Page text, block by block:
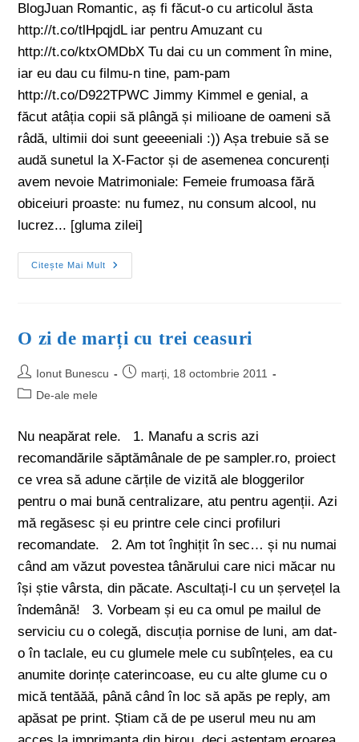
BlogJuan Romantic, aș fi făcut-o cu articolul ăsta
http://t.co/tlHpqjdL iar pentru Amuzant cu
http://t.co/ktxOMDbX Tu dai cu un comment în mine,
iar eu dau cu filmu-n tine, pam-pam
http://t.co/D922TPWC Jimmy Kimmel e genial, a
făcut atâția copii să plângă și milioane de oameni să
râdă, ultimii doi sunt geeeeniali :)) Așa trebuie să se
audă sunetul la X-Factor și de asemenea concurenți
avem nevoie Matrimoniale: Femeie frumoasa fără
obiceiuri proaste: nu fumez, nu consum alcool, nu
lucrez... [gluma zilei]
Citește Mai Mult
O zi de marți cu trei ceasuri
Ionut Bunescu
marți, 18 octombrie 2011
De-ale mele
Nu neapărat rele. 1. Manafu a scris azi
recomandările săptămânale de pe sampler.ro, proiect
ce vrea să adune cărțile de vizită ale bloggerilor
pentru o mai bună centralizare, atu pentru agenții. Azi
mă regăsesc și eu printre cele cinci profiluri
recomandate. 2. Am tot înghițit în sec… și nu numai
când am văzut povestea tânărului care nici măcar nu
își știe vârsta, din păcate. Ascultați-l cu un șervețel la
îndemână! 3. Vorbeam și eu ca omul pe mailul de
serviciu cu o colegă, discuția pornise de luni, am dat-
o în taclale, eu cu glumele mele cu subînțeles, ea cu
anumite dorințe caterincoase, eu cu alte glume cu o
mică tentăăă, până când în loc să apăs pe reply, am
apăsat pe print. Știam că de pe userul meu nu am